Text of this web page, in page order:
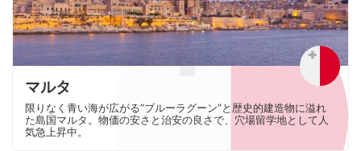
マルタ
限りなく青い海が広がる“ブルーラグーン”と歴史的建造物に溢れ
た島国マルタ。物価の安さと治安の良さで、穴場留学地として人
気急上昇中。